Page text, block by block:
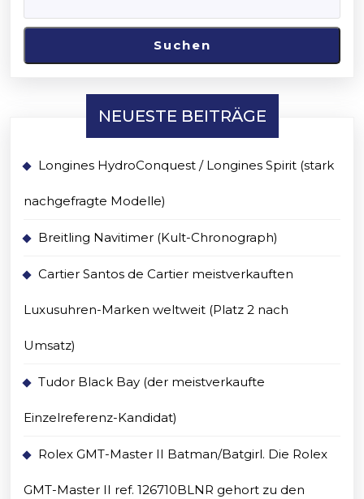
Suchen
NEUESTE BEITRÄGE
Longines HydroConquest / Longines Spirit (stark
nachgefragte Modelle)
Breitling Navitimer (Kult-Chronograph)
Cartier Santos de Cartier meistverkauften
Luxusuhren-Marken weltweit (Platz 2 nach
Umsatz)
Tudor Black Bay (der meistverkaufte
Einzelreferenz-Kandidat)
Rolex GMT-Master II Batman/Batgirl. Die Rolex
GMT-Master II ref. 126710BLNR gehort zu den